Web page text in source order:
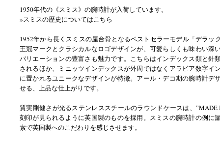
1950年代の《スミス》の腕時計が入荷しています。
»スミスの歴史についてはこちら
1952年から長くスミスの屋台骨となるベストセラーモデル「デラッ
王冠マークとクラシカルなロゴデザインが、可愛らしくも味わい深
バリエーションの豊富さも魅力です。こちらはインデックス類と針
されるほか、ミニッツインデックスが外周ではなくアラビア数字イ
に置かれるユニークなデザインが特徴。アール・デコ期の腕時計デ
せる、上品な仕上がりです。
質実剛健さが光るステンレススチールのラウンドケースは、”MADE
刻印が見られるように英国製のものを採用。スミスの腕時計の例に
素で英国製へのこだわりを感じさせます。